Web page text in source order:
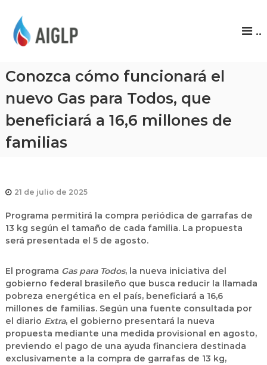
P
..
Conozca cómo funcionará el
nuevo Gas para Todos, que
beneficiará a 16,6 millones de
familias
21 de julio de 2025
Programa permitirá la compra periódica de garrafas de
13 kg según el tamaño de cada familia. La propuesta
será presentada el 5 de agosto.
El programa Gas para Todos, la nueva iniciativa del
gobierno federal brasileño que busca reducir la llamada
pobreza energética en el país, beneficiará a 16,6
millones de familias. Según una fuente consultada por
el diario Extra, el gobierno presentará la nueva
propuesta mediante una medida provisional en agosto,
previendo el pago de una ayuda financiera destinada
exclusivamente a la compra de garrafas de 13 kg,